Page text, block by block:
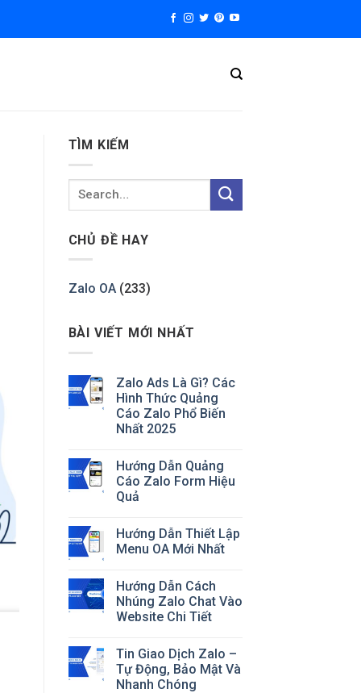
TÌM KIẾM
CHỦ ĐỀ HAY
Zalo OA(233)
BÀI VIẾT MỚI NHẤT
Zalo Ads Là Gì? Các
Hình Thức Quảng
Cáo Zalo Phổ Biến
Nhất 2025
Hướng Dẫn Quảng
Cáo Zalo Form Hiệu
Quả
Hướng Dẫn Thiết Lập
Menu OA Mới Nhất
Hướng Dẫn Cách
Nhúng Zalo Chat Vào
Website Chi Tiết
Tin Giao Dịch Zalo –
Tự Động, Bảo Mật Và
Nhanh Chóng